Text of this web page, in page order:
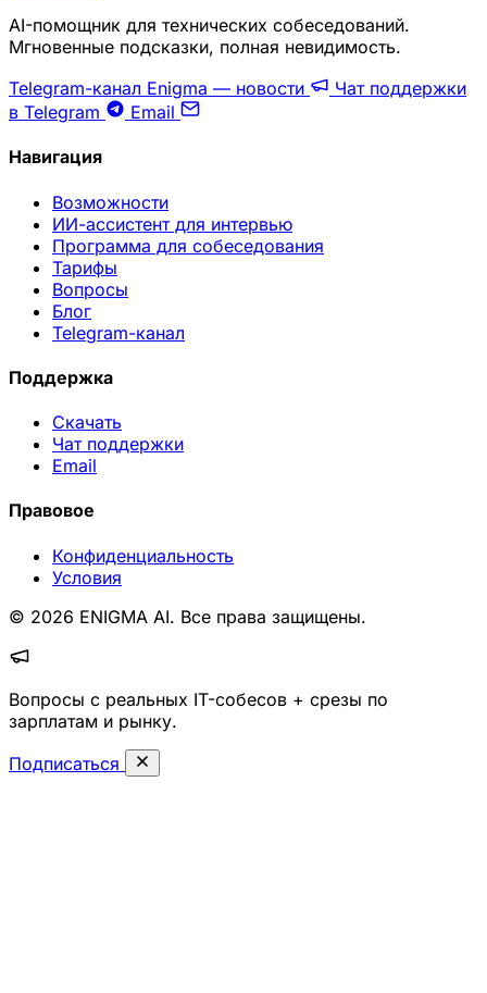
AI-помощник для технических собеседований.
Мгновенные подсказки, полная невидимость.
Telegram-канал Enigma — новости
Чат поддержки
в Telegram
Email
Навигация
Возможности
ИИ-ассистент для интервью
Программа для собеседования
Тарифы
Вопросы
Блог
Telegram-канал
Поддержка
Скачать
Чат поддержки
Email
Правовое
Конфиденциальность
Условия
© 2026 ENIGMA AI. Все права защищены.
Вопросы с реальных IT-собесов + срезы по
зарплатам и рынку.
Подписаться